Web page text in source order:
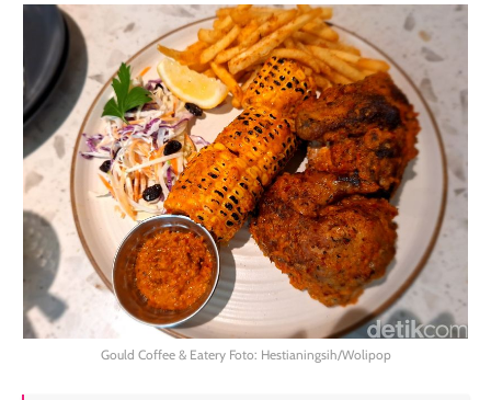
Gould Coffee & Eatery Foto: Hestianingsih/Wolipop